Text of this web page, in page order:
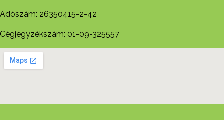
Adószám: 26350415-2-42
Cégjegyzékszám: 01-09-325557